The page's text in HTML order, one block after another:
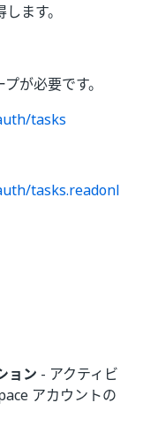
ます。
が必要です。
tasks
tasks.readonl
ョン - アクティビ
アカウントの